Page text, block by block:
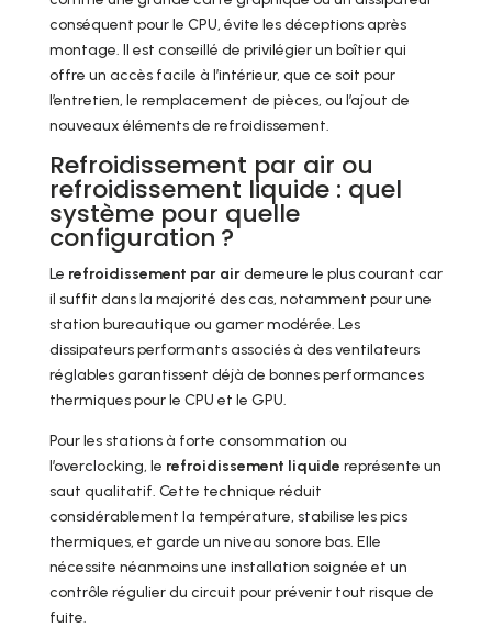
conséquent pour le CPU, évite les déceptions après
montage. Il est conseillé de privilégier un boîtier qui
offre un accès facile à l’intérieur, que ce soit pour
l’entretien, le remplacement de pièces, ou l’ajout de
nouveaux éléments de refroidissement.
Refroidissement par air ou
refroidissement liquide : quel
système pour quelle
configuration ?
Le refroidissement par airdemeure le plus courant car
il suffit dans la majorité des cas, notamment pour une
station bureautique ou gamer modérée. Les
dissipateurs performants associés à des ventilateurs
réglables garantissent déjà de bonnes performances
thermiques pour le CPU et le GPU.
Pour les stations à forte consommation ou
l’overclocking, le refroidissement liquide représente un
saut qualitatif. Cette technique réduit
considérablement la température, stabilise les pics
thermiques, et garde un niveau sonore bas. Elle
nécessite néanmoins une installation soignée et un
contrôle régulier du circuit pour prévenir tout risque de
fuite.